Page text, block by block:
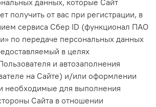
данных, которые Сайт
получить от вас при регистрации, в
сервиса Сбер ID (функционал ПАО
по передаче персональных данных
в целях
и автозаполнения
на Сайте) и/или оформлении
необходимые для выполнения
Сайта в отношении